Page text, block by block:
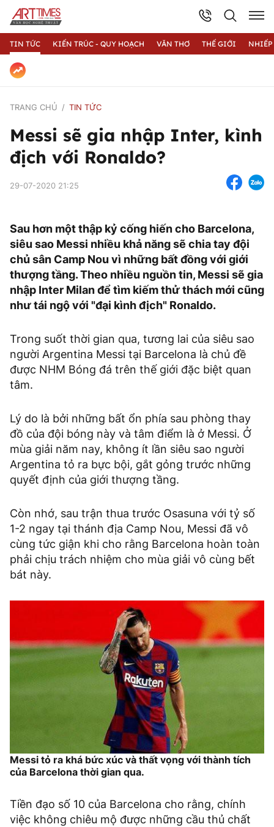
TIN TỨC KIẾN TRÚC - QUY HOẠCH VĂN THƠ THẾ GIỚI
TRANG CHỦ TIN TỨC
Messi sẽ gia nhập Inter, kình
địch với Ronaldo?
29-07-2020 21:25
Sau hơn một thập kỷ cống hiến cho Barcelona,
siêu sao Messi nhiều khả năng sẽ chia tay đội
chủ sân Camp Nou vì những bất đồng với giới
thượng tầng. Theo nhiều nguồn tin, Messi sẽ gia
nhập Inter Milan để tìm kiếm thử thách mới cũng
như tái ngộ với "đại kình địch" Ronaldo.
Trong suốt thời gian qua, tương lai của siêu sao
người Argentina Messi tại Barcelona là chủ đề
được NHM Bóng đá trên thế giới đặc biệt quan
tâm.
Lý do là bởi những bất ổn phía sau phòng thay
đồ của đội bóng này và tâm điểm là ở Messi. Ở
mùa giải năm nay, không ít lần siêu sao người
Argentina tỏ ra bực bội, gắt gỏng trước những
quyết định của giới thượng tầng.
Còn nhớ, sau trận thua trước Osasuna với tỷ số
1-2 ngay tại thánh địa Camp Nou, Messi đã vô
cùng tức giận khi cho rằng Barcelona hoàn toàn
phải chịu trách nhiệm cho mùa giải vô cùng bết
bát này.
Messi tỏ ra khá bức xúc và thất vọng với thành tích
của Barcelona thời gian qua.
Tiền đạo số 10 của Barcelona cho rằng, chính
việc không chiêu mộ được những cầu thủ chất